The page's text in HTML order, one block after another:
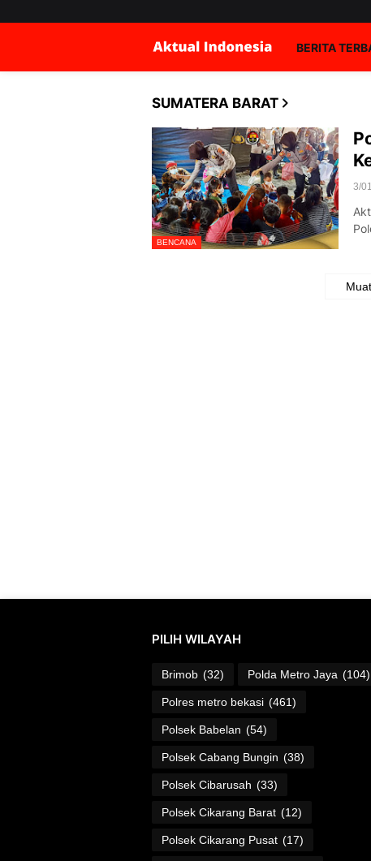
BERITA
SUMATERA BARAT
BENCANA
3/
PILIH WILAYAH
Brimob (32) Polda Metro Jaya (104)
Polres metro bekasi (461)
Polsek Babelan (54)
Polsek Cabang Bungin (38)
Polsek Cibarusah (33)
Polsek Cikarang Barat (12)
Polsek Cikarang Pusat (17)